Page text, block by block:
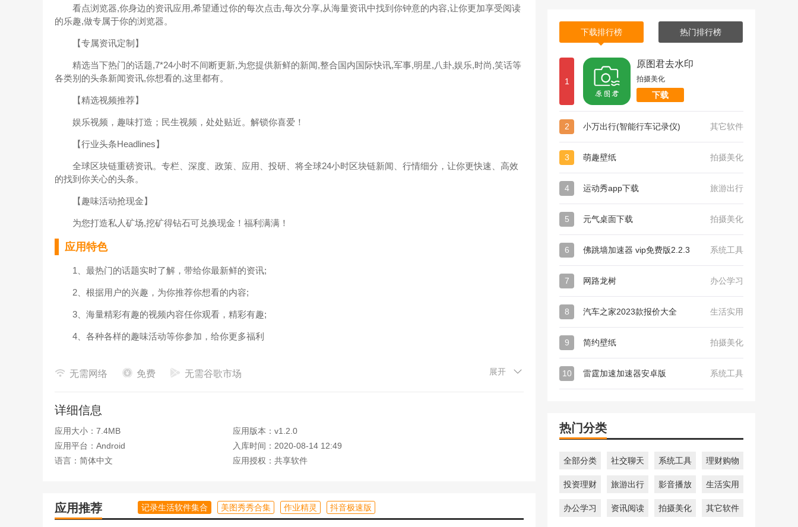
看点浏览器,你身边的资讯应用,希望通过你的每次点击,每次分享,从海量资讯中找到你钟意的内容,让你更加享受阅读
的乐趣,做专属于你的浏览器。
【专属资讯定制】
精选当下热门的话题,7*24小时不间断更新,为您提供新鲜的新闻,整合国内国际快讯,军事,明星,八卦,娱乐,时尚,笑话等
各类别的头条新闻资讯,你想看的,这里都有。
【精选视频推荐】
娱乐视频，趣味打造；民生视频，处处贴近。解锁你喜爱！
【行业头条Headlines】
全球区块链重磅资讯。专栏、深度、政策、应用、投研、将全球24小时区块链新闻、行情细分，让你更快速、高效
的找到你关心的头条。
【趣味活动抢现金】
为您打造私人矿场,挖矿得钻石可兑换现金！福利满满！
应用特色
1、最热门的话题实时了解，带给你最新鲜的资讯;
2、根据用户的兴趣，为你推荐你想看的内容;
3、海量精彩有趣的视频内容任你观看，精彩有趣;
4、各种各样的趣味活动等你参加，给你更多福利
2、能够直接浏览查看详情，点击就能进入详情页
3、还能查看到其他网友对网页信息的浏览评价
4、登录账号使用的你同样可以参与网页资讯讨论
无需网络 免费 无需谷歌市场 展开
详细信息
应用大小：7.4MB
应用版本：v1.2.0
应用平台：Android
入库时间：2020-08-14 12:49
语言：简体中文
应用授权：共享软件
应用推荐 记录生活软件集合 美图秀秀合集 作业精灵 抖音极速版
下载排行榜 热门排行榜
1
原图君去水印
拍摄美化
下载
2 小万出行(智能行车记录仪) 其它软件
3 萌趣壁纸 拍摄美化
4 运动秀app下载 旅游出行
5 元气桌面下载 拍摄美化
6 佛跳墙加速器 vip免费版2.2.3 系统工具
7 网路龙树 办公学习
8 汽车之家2023款报价大全 生活实用
9 简约壁纸 拍摄美化
10 雷霆加速加速器安卓版 系统工具
热门分类
全部分类 社交聊天 系统工具 理财购物
投资理财 旅游出行 影音播放 生活实用
办公学习 资讯阅读 拍摄美化 其它软件